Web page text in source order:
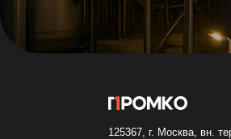
Нужна консультация